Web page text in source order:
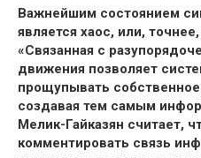
Важнейшим состоянием
является хаос, или,
«Связанная с
движения позволяет
прощупывать
создавая тем самым
Мелик-Гайказян считает,
комментировать связь